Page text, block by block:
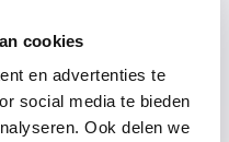
cookies
en advertenties te
social media te bieden
Ook delen we